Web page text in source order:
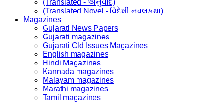
(Translated - અનુવાદ)
(Translated Novel - વિદેશી નવલકથા)
Magazines
Gujarati News Papers
Gujarati magazines
Gujarati Old Issues Magazines
English magazines
Hindi Magazines
Kannada magazines
Malayam magazines
Marathi magazines
Tamil magazines